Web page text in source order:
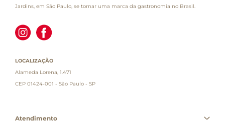
Jardins, em São Paulo, se tornar uma marca da gastronomia no Brasil.
LOCALIZAÇÃO
Alameda Lorena, 1.471
CEP 01424-001 - São Paulo - SP
Atendimento